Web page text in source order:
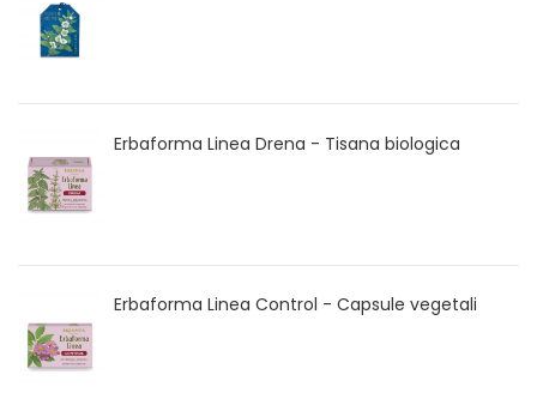
Erbaforma Linea Drena - Tisana biologica
Erbaforma Linea Control - Capsule vegetali